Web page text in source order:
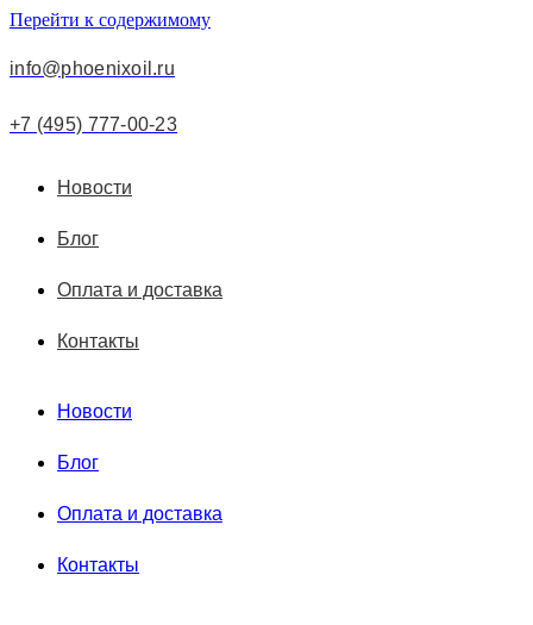
Перейти к содержимому
info@phoenixoil.ru
+7 (495) 777-00-23
Новости
Блог
Оплата и доставка
Контакты
Новости
Блог
Оплата и доставка
Контакты